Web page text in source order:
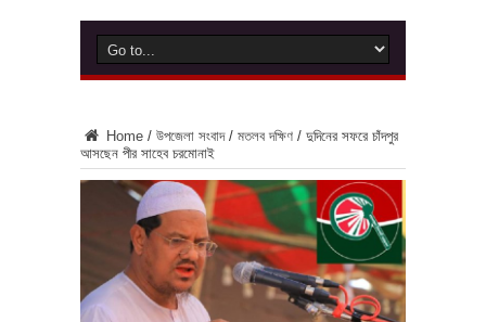
Home / উপজেলা সংবাদ / মতলব দক্ষিণ / দুদিনের সফরে চাঁদপুর
আসছেন পীর সাহেব চরমোনাই